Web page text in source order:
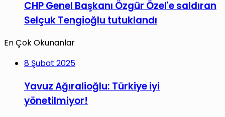
CHP Genel Başkanı Özgür Özel'e saldıran
Selçuk Tengioğlu tutuklandı
En Çok Okunanlar
8 Şubat 2025
Yavuz Ağıralioğlu: Türkiye iyi
yönetilmiyor!